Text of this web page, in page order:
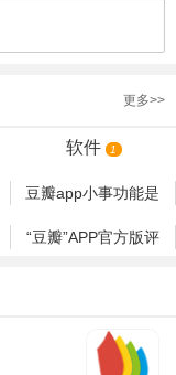
更多>>
软件 1
豆瓣app小事功能是
能怎么样
“豆瓣”APP官方版评